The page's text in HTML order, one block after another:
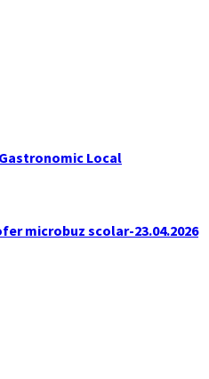
Local
microbuz scolar-23.04.2026